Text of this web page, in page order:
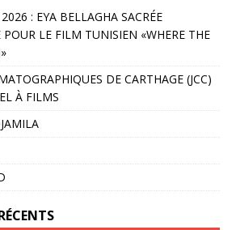
: EYA BELLAGHA SACRÉE
POUR LE FILM TUNISIEN «WHERE THE
DE CARTHAGE (JCC)
À FILMS